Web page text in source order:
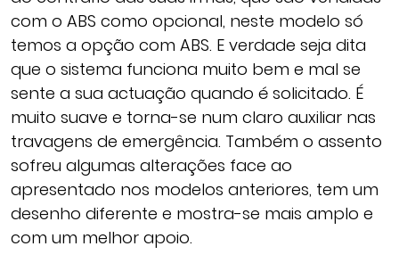
com o ABS como opcional, neste modelo só
temos a opção com ABS. E verdade seja dita
que o sistema funciona muito bem e mal se
sente a sua actuação quando é solicitado. É
muito suave e torna-se num claro auxiliar nas
travagens de emergência. Também o assento
sofreu algumas alterações face ao
apresentado nos modelos anteriores, tem um
desenho diferente e mostra-se mais amplo e
com um melhor apoio.